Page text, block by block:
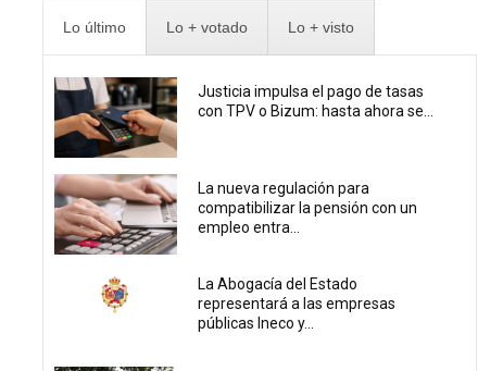
Lo último Lo + votado Lo + visto
Justicia impulsa el pago de tasas
con TPV o Bizum: hasta ahora se...
La nueva regulación para
compatibilizar la pensión con un
empleo entra...
La Abogacía del Estado
representará a las empresas
públicas Ineco y...